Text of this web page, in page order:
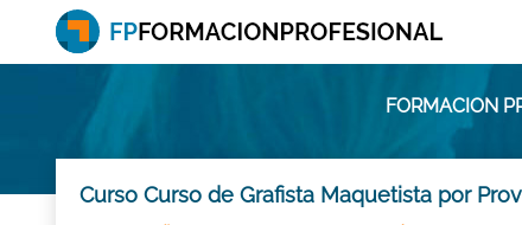
FORMACION
Curso Curso de Grafista Maquetista por